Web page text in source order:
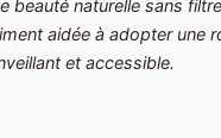
beauté naturelle sans
aidée à adopter une
et accessible.